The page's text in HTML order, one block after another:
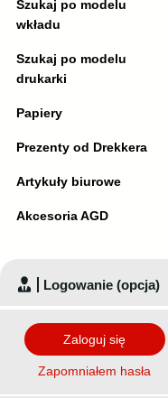
Szukaj po modelu
wkładu
Szukaj po modelu
drukarki
Papiery
Prezenty od Drekkera
Artykuły biurowe
Akcesoria AGD
Logowanie (opcja)
Zaloguj się
Zapomniałem hasła